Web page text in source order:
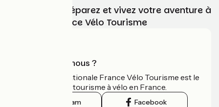
Choisissez, préparez et vivez votre aventure à
vélo avec France Vélo Tourisme
Qui sommes-nous ?
L'association nationale France Vélo Tourisme est le
guide officiel du tourisme à vélo en France.
Instagram Facebook